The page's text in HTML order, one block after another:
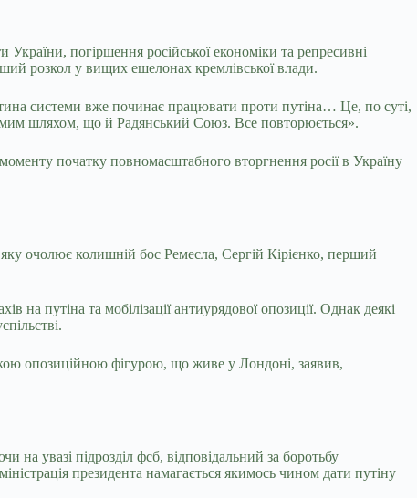
України, погіршення російської економіки та репресивні
розкол у вищих ешелонах кремлівської влади.
системи вже починає працювати проти путіна… Це, по суті,
шляхом, що й Радянський Союз. Все повторюється».
початку повномасштабного вторгнення росії в Україну
яку очолює колишній бос Ремесла, Сергій Кірієнко, перший
путіна та мобілізації антиурядової опозиції. Однак деякі
опозиційною фігурою, що живе у Лондоні, заявив,
увазі підрозділ фсб, відповідальний за боротьбу
президента намагається якимось чином дати путіну